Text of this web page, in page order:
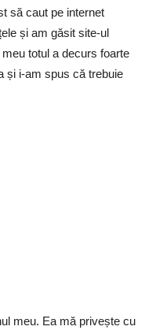
să caut pe internet
și am găsit site-ul
totul a decurs foarte
și i-am spus că trebuie
meu. Ea mă privește cu